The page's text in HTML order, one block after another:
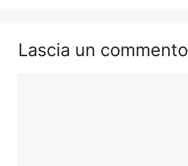
Lascia un commento